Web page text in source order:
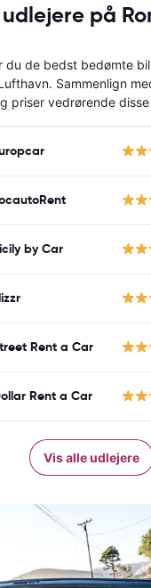
på
du de bedst bedømte
Sammenlign
priser vedrørende
by Car
Rent a Car
Rent a Car
Vis alle udlejere